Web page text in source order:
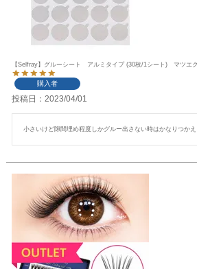
【Selfray】グルーシート アルミタイプ (30枚/1シート) マツエ
購入者
投稿日 2023/04/01
小さいけど隙間埋め程度しかグルー出さない時はかなりつかえ